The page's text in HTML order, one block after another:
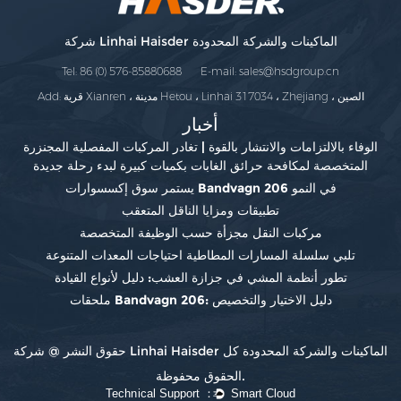
شركة Linhai Haisder الماكينات والشركة المحدودة
Tel: 86 (0) 576-85880688 E-mail:sales@hsdgroup.cn
Add: قرية Xianren ، مدينة Hetou ، Linhai 317034 ، Zhejiang ، الصين
أخبار
الوفاء بالالتزامات والانتشار بالقوة | تغادر المركبات المفصلية المجنزرة
المتخصصة لمكافحة حرائق الغابات بكميات كبيرة لبدء رحلة جديدة
يستمر سوق إكسسوارات Bandvagn 206 في النمو
تطبيقات ومزايا الناقل المتعقب
مركبات النقل مجزأة حسب الوظيفة المتخصصة
تلبي سلسلة المسارات المطاطية احتياجات المعدات المتنوعة
تطور أنظمة المشي في جزازة العشب: دليل لأنواع القيادة
ملحقات Bandvagn 206: دليل الاختيار والتخصيص
حقوق النشر @ شركة Linhai Haisder الماكينات والشركة المحدودة كل
الحقوق محفوظة.